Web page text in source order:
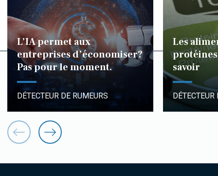
L’IA permet aux
entreprises d’économiser?
Pas pour le moment.
DÉTECTEUR DE RUMEURS
Les
protéines
savoir
DÉTECTEUR